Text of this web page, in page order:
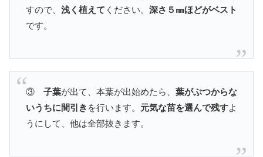
すので、 浅く植えて ください。 深さ５㎜ほどがベスト
です。
③ 子葉が出て、本葉が出始めたら、 葉がぶつからな
いうちに間引き を行います。 元気な苗を選んで残すよ
うにして、他は全部抜きます。